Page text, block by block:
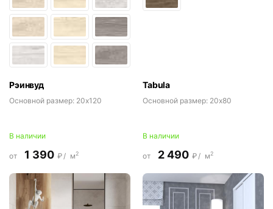
Рэинвуд
Основной размер: 20x120
В наличии
от 1 390 ₽/ м2
Tabula
Основной размер: 20x80
В наличии
от 2 490 ₽/ м2